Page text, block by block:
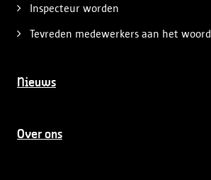
Inspecteur worden
Tevreden medewerkers aan het woord
Nieuws
Over ons